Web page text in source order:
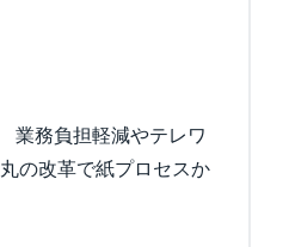
業務負担軽減やテレワ
の改革で紙プロセスか